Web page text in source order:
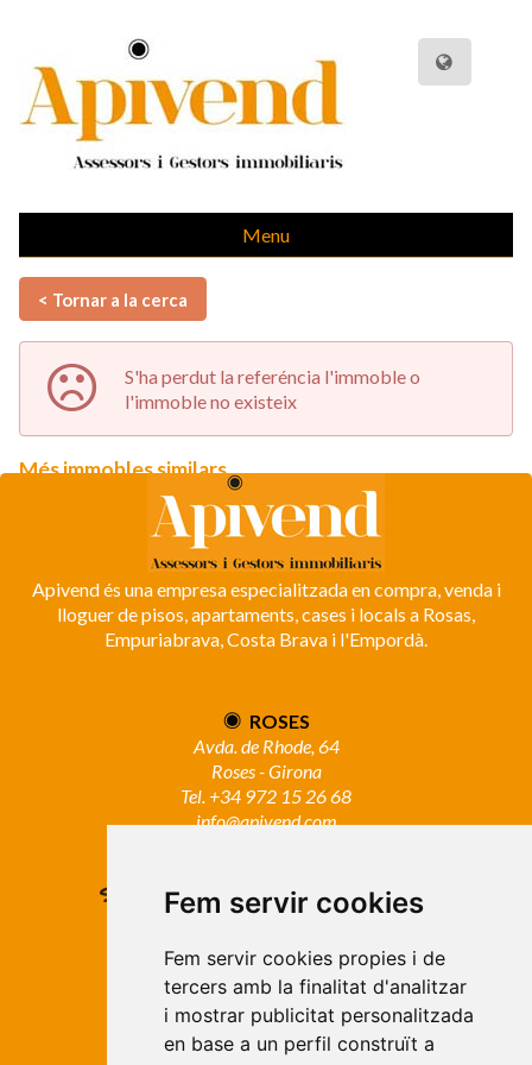
Fem servir cookies
Fem servir cookies propies i de
tercers amb la finalitat d'analitzar
i mostrar publicitat personalitzada
en base a un perfil construït a
Menu
< Tornar a la cerca
S'ha perdut la referéncia l'immoble o
l'immoble no existeix
Més immobles similars
Apivend és una empresa especialitzada en compra, venda i
lloguer de pisos, apartaments, cases i locals a Rosas,
Empuriabrava, Costa Brava i l'Empordà.
ROSES
Avda. de Rhode, 64
Roses - Girona
Tel. +34 972 15 26 68
info@apivend.com
Segueixnos!